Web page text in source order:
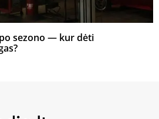
sezono — kur dėti